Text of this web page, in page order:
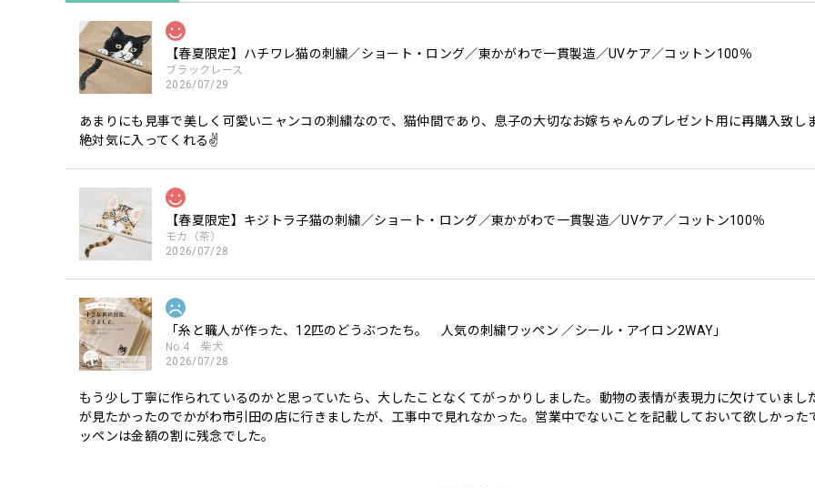
【春夏限定】ハチワレ猫の刺繍／ショート・ロング／東かがわで一貫製造／UVケア／コットン100％
ブラックレース
2026/07/29
あまりにも見事で美しく可愛いニャンコの刺繍なので、猫仲間であり、息子の大切なお嫁ちゃんのプレゼント用に再購入致し
絶対気に入ってくれる✌️
【春夏限定】キジトラ子猫の刺繍／ショート・ロング／東かがわで一貫製造／UVケア／コットン100％
モカ（茶）
2026/07/28
「糸と職人が作った、12匹のどうぶつたち。 人気の刺繍ワッペン ／シール・アイロン2WAY」
No.4 柴犬
2026/07/28
もう少し丁寧に作られているのかと思っていたら、大したことなくてがっかりしました。動物の表情が表現力に欠けていまし
が見たかったのでかがわ市引田の店に行きましたが、工事中で見れなかった。営業中でないことを記載しておいて欲しかった
ッペンは金額の割に残念でした。